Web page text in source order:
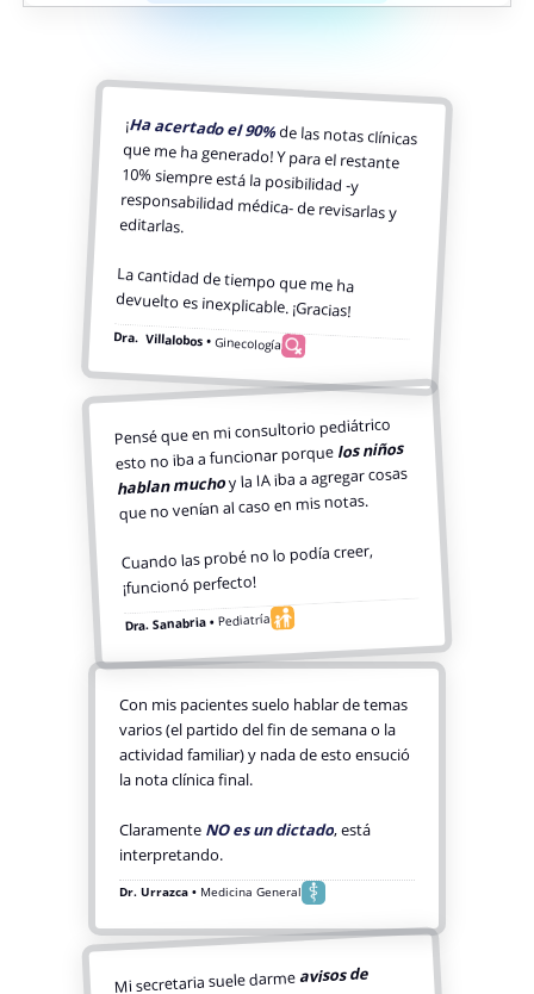
¡Ha acertado el 90%de las notas clínicas
que me ha generado! Y para el restante
10% siempre está la posibilidad -y
responsabilidad médica- de revisarlas y
editarlas.
La cantidad de tiempo que me ha
devuelto es inexplicable. ¡Gracias!
Dra. Villalobos •Ginecología
Pensé que en mi consultorio pediátrico
esto no iba a funcionar porquelos niños
hablan muchoy la IA iba a agregar cosas
que no venían al caso en mis notas.
Cuando las probé no lo podía creer,
¡funcionó perfecto!
Dra. Sanabria •Pediatría
Con mis pacientes suelo hablar de temas
varios (el partido del fin de semana o la
actividad familiar) y nada de esto ensució
la nota clínica final.
Claramente NO es un dictado, está
interpretando.
Dr. Urrazca • Medicina General
Mi secretaria suele darmeavisos de